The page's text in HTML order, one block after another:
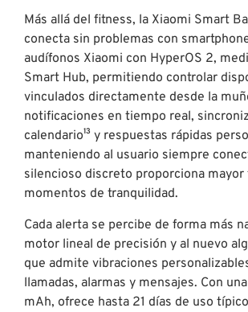
Más allá del fitness, la Xiaomi Smart
conecta sin problemas con
audífonos Xiaomi con HyperOS 2,
Smart Hub, permitiendo controlar
vinculados directamente desde la
notificaciones en tiempo real,
calendario¹³ y respuestas rápidas
manteniendo al usuario siempre
silencioso discreto proporciona
momentos de tranquilidad.
Cada alerta se percibe de forma más
motor lineal de precisión y al nuevo
que admite vibraciones
llamadas, alarmas y mensajes. Con
mAh, ofrece hasta 21 días de uso